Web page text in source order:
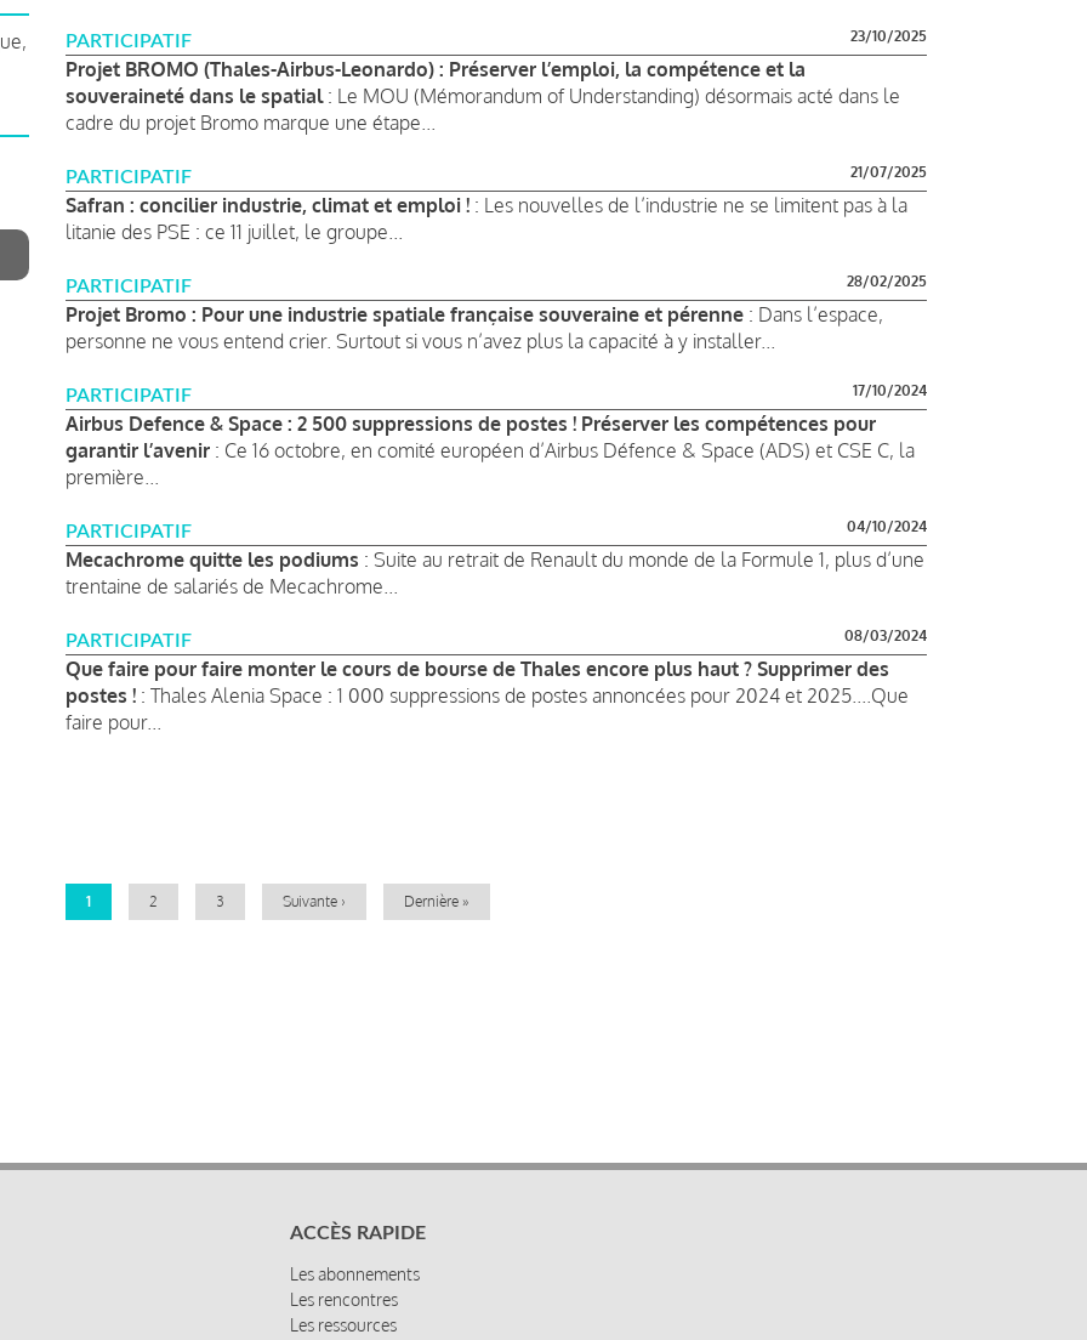
PARTICIPATIF 23/10/2025
Projet BROMO (Thales-Airbus-Leonardo) : Préserver l’emploi, la compétence et la
souveraineté dans le spatial: Le MOU (Mémorandum of Understanding) désormais acté dans le
cadre du projet Bromo marque une étape...
PARTICIPATIF 21/07/2025
Safran : concilier industrie, climat et emploi ! : Les nouvelles de l’industrie ne se limitent pas à la
litanie des PSE : ce 11 juillet, le groupe...
PARTICIPATIF 28/02/2025
Projet Bromo : Pour une industrie spatiale française souveraine et pérenne : Dans l’espace,
personne ne vous entend crier. Surtout si vous n’avez plus la capacité à y installer...
PARTICIPATIF 17/10/2024
Airbus Defence & Space : 2 500 suppressions de postes ! Préserver les compétences pour
garantir l’avenir : Ce 16 octobre, en comité européen d’Airbus Défence & Space (ADS) et CSE C, la
première...
PARTICIPATIF 04/10/2024
Mecachrome quitte les podiums : Suite au retrait de Renault du monde de la Formule 1, plus d’une
trentaine de salariés de Mecachrome...
PARTICIPATIF 08/03/2024
Que faire pour faire monter le cours de bourse de Thales encore plus haut ? Supprimer des
postes ! : Thales Alenia Space : 1 000 suppressions de postes annoncées pour 2024 et 2025....Que
faire pour...
Page
1 Page
2 Page
3
Page
Suivante ›
Dernière
Dernière »
ACCÈS RAPIDE
Les abonnements
Les rencontres
Les ressources